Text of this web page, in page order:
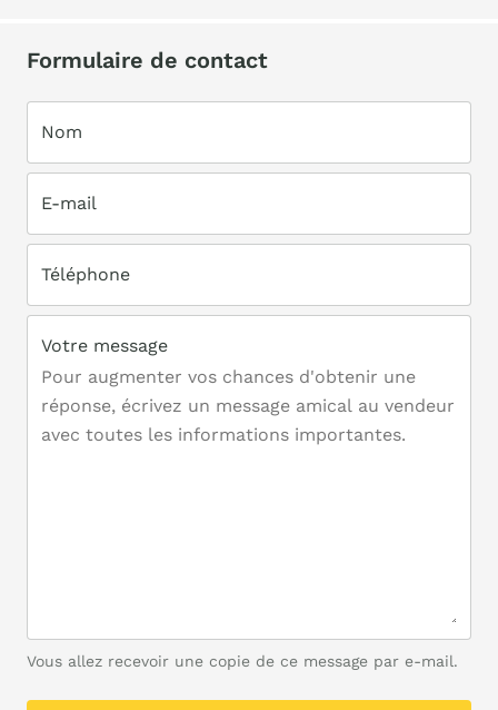
Formulaire de contact
Nom
E-mail
Téléphone
Votre message
Vous allez recevoir une copie de ce message par e-mail.